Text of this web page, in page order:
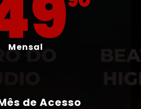
Mensal
de Acesso